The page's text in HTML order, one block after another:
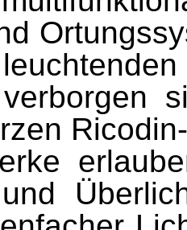
verborgen